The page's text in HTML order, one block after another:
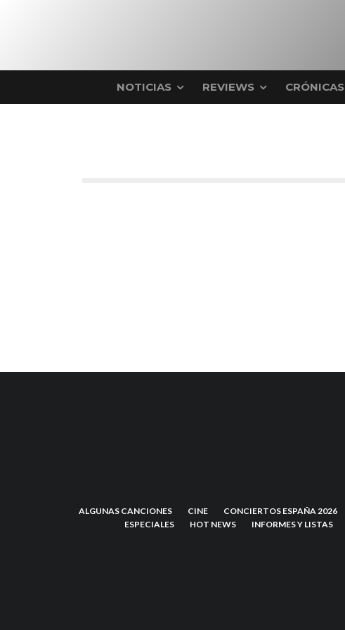
NOTICIAS REVIEWS CRÓNICAS
ALGUNAS CANCIONES CINE CONCIERTOS ESPAÑA 2026
ESPECIALES
HOT NEWS INFORMES Y LISTAS